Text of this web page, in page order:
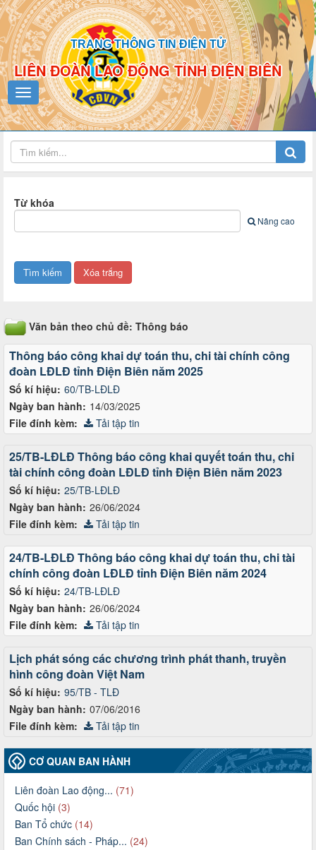
TRANG THÔNG TIN ĐIỆN TỬ
LIÊN ĐOÀN LAO ĐỘNG TỈNH ĐIỆN BIÊN
Từ khóa
Nâng cao
Văn bản theo chủ đề: Thông báo
Số kí hiệu: 60/TB-LĐLĐ
Ngày ban hành: 14/03/2025
Thông báo công khai dự toán thu, chi tài chính công
đoàn LĐLĐ tỉnh Điện Biên năm 2025
File đính kèm: Tải tập tin
Số kí hiệu: 25/TB-LĐLĐ
Ngày ban hành: 26/06/2024
25/TB-LĐLĐ Thông báo công khai quyết toán thu, chi
tài chính công đoàn LĐLĐ tỉnh Điện Biên năm 2023
File đính kèm: Tải tập tin
Số kí hiệu: 24/TB-LĐLĐ
Ngày ban hành: 26/06/2024
24/TB-LĐLĐ Thông báo công khai dự toán thu, chi tài
chính công đoàn LĐLĐ tỉnh Điện Biên năm 2024
File đính kèm: Tải tập tin
Số kí hiệu: 95/TB - TLĐ
Ngày ban hành: 07/06/2016
Lịch phát sóng các chương trình phát thanh, truyền
hình công đoàn Việt Nam
File đính kèm: Tải tập tin
CƠ QUAN BAN HÀNH
Liên đoàn Lao động... (71)
Quốc hội (3)
Ban Tổ chức (14)
Ban Chính sách - Pháp... (24)